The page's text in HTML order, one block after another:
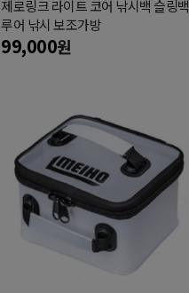
제로링크 라이트 코어 낚시백 슬링백
루어 낚시 보조가방
99,000원